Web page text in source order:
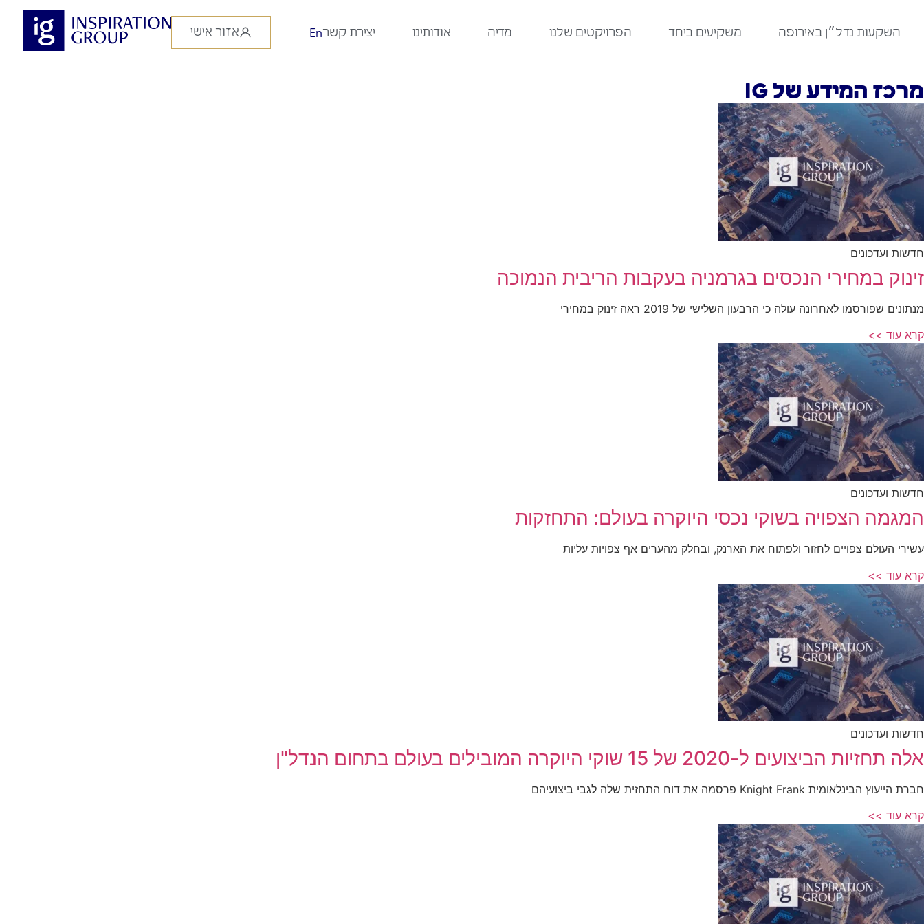
השקעות נדל״ן באירופה משקיעים ביחד הפרויקטים שלנו מדיה אודותינו יצירת קשרEn אזור אישי
מרכז המידע של IG
חדשות ועדכונים
זינוק במחירי הנכסים בגרמניה בעקבות הריבית הנמוכה
מנתונים שפורסמו לאחרונה עולה כי הרבעון השלישי של 2019 ראה זינוק במחירי
קרא עוד >>
חדשות ועדכונים
המגמה הצפויה בשוקי נכסי היוקרה בעולם: התחזקות
עשירי העולם צפויים לחזור ולפתוח את הארנק, ובחלק מהערים אף צפויות עליות
קרא עוד >>
חדשות ועדכונים
אלה תחזיות הביצועים ל-2020 של 15 שוקי היוקרה המובילים בעולם בתחום הנדל"ן
חברת הייעוץ הבינלאומית Knight Frank פרסמה את דוח התחזית שלה לגבי ביצועיהם
קרא עוד >>